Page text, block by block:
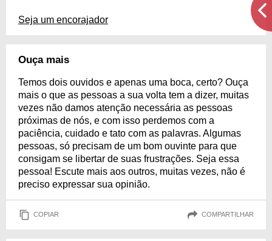
Seja um encorajador
Ouça mais
Temos dois ouvidos e apenas uma boca, certo? Ouça
mais o que as pessoas a sua volta tem a dizer, muitas
vezes não damos atenção necessária as pessoas
próximas de nós, e com isso perdemos com a
paciência, cuidado e tato com as palavras. Algumas
pessoas, só precisam de um bom ouvinte para que
consigam se libertar de suas frustrações. Seja essa
pessoa! Escute mais aos outros, muitas vezes, não é
preciso expressar sua opinião.
COPIAR COMPARTILHAR